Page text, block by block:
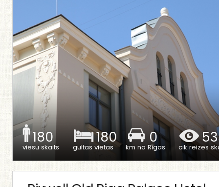
180
viesu skaits
180
gultas vietas
0
km no Rīgas cik reizes